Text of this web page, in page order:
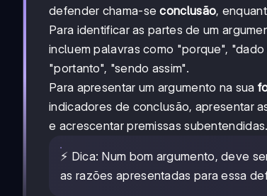
defender chama-seconclusão,
Para identificar as partes de um
incluem palavras como "porque",
"portanto", "sendo assim".
Para apresentar um argumento na sua
indicadores de conclusão, apresentar
e acrescentar premissas subentendidas.
⚡ Dica: Num bom argumento, deve
as razões apresentadas para essa